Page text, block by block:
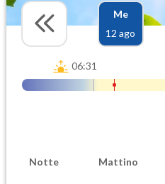
Me
12 ago
06:31
Notte Mattino